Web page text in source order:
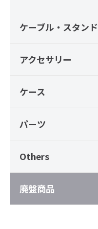
ケーブル・スタンド
アクセサリー
ケース
パーツ
Others
廃盤商品